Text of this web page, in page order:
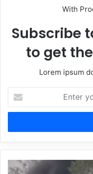
With
Subscribe
to get
Lorem ipsum
your
Email